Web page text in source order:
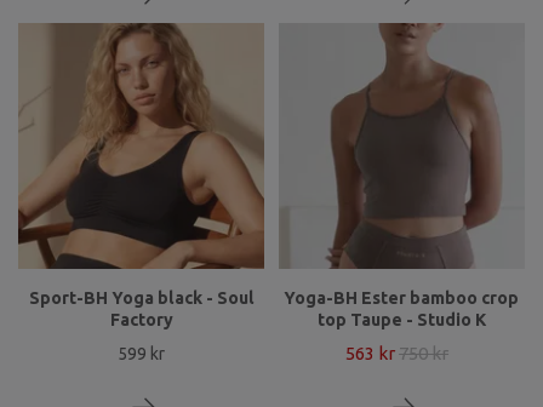
Sport-BH Yoga black - Soul
Factory
599 kr
Yoga-BH Ester bamboo crop
top Taupe - Studio K
563 kr750 kr